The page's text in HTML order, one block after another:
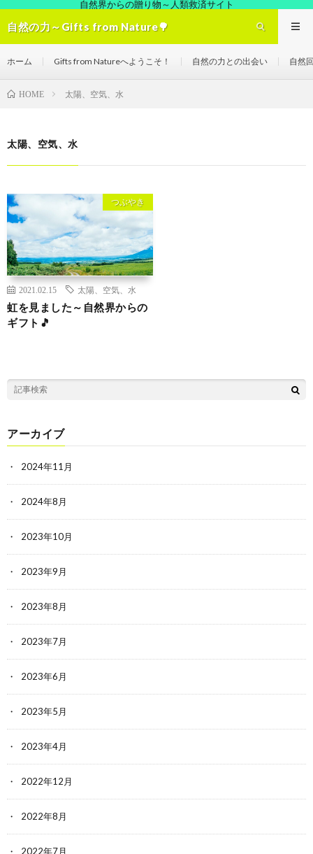
自然界からの贈り物～人類救済サイト
自然の力～Gifts from Nature🌳
ホーム Gifts from Natureへようこそ！ 自然の力との出会い 自然
HOME 太陽、空気、水
太陽、空気、水
つぶやき
2021.02.15 太陽、空気、水
虹を見ました～自然界からの
ギフト🎵
アーカイブ
2024年11月
2024年8月
2023年10月
2023年9月
2023年8月
2023年7月
2023年6月
2023年5月
2023年4月
2022年12月
2022年8月
2022年7月